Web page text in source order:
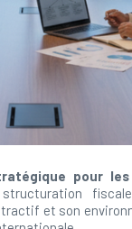
pour
et son